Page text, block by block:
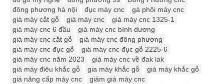
đông phương hà nội
đục máy cnc
gá phôi máy cnc
giá máy cắt gỗ
giá máy cnc
giá máy cnc 1325-1
giá máy cnc 6 đầu
giá máy cnc bình dương
giá máy cnc cắt gỗ
giá máy cnc đông phương
giá máy cnc đục gỗ
giá máy cnc đục gỗ 2225-6
giá máy cnc năm 2023
giá máy cnc về đak lak
giá máy điêu khắc gỗ
gia máy khắc gỗ
giá máy khắc gỗ
giá nâng cấp máy cnc
giảm giá máy cnc